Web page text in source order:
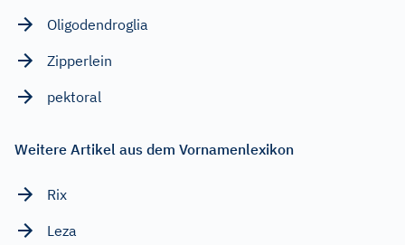
Oligodendroglia
Zipperlein
pektoral
Weitere Artikel aus dem Vornamenlexikon
Rix
Leza